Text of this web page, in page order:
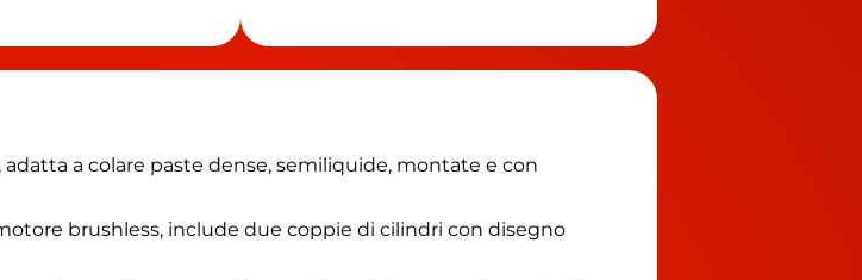
a colare paste dense, semiliquide, montate e con
brushless, include due coppie di cilindri con disegno